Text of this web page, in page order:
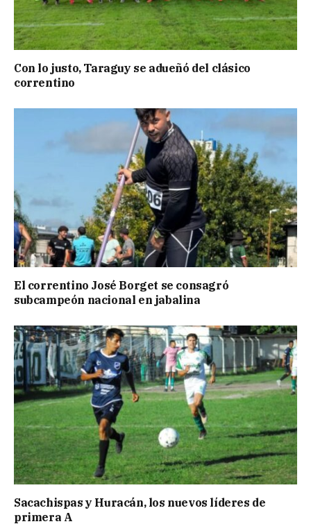
Con lo justo, Taraguy se adueñó del clásico
correntino
El correntino José Borget se consagró
subcampeón nacional en jabalina
Sacachispas y Huracán, los nuevos líderes de
primera A